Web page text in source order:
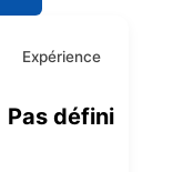
Expérience
Pas défini